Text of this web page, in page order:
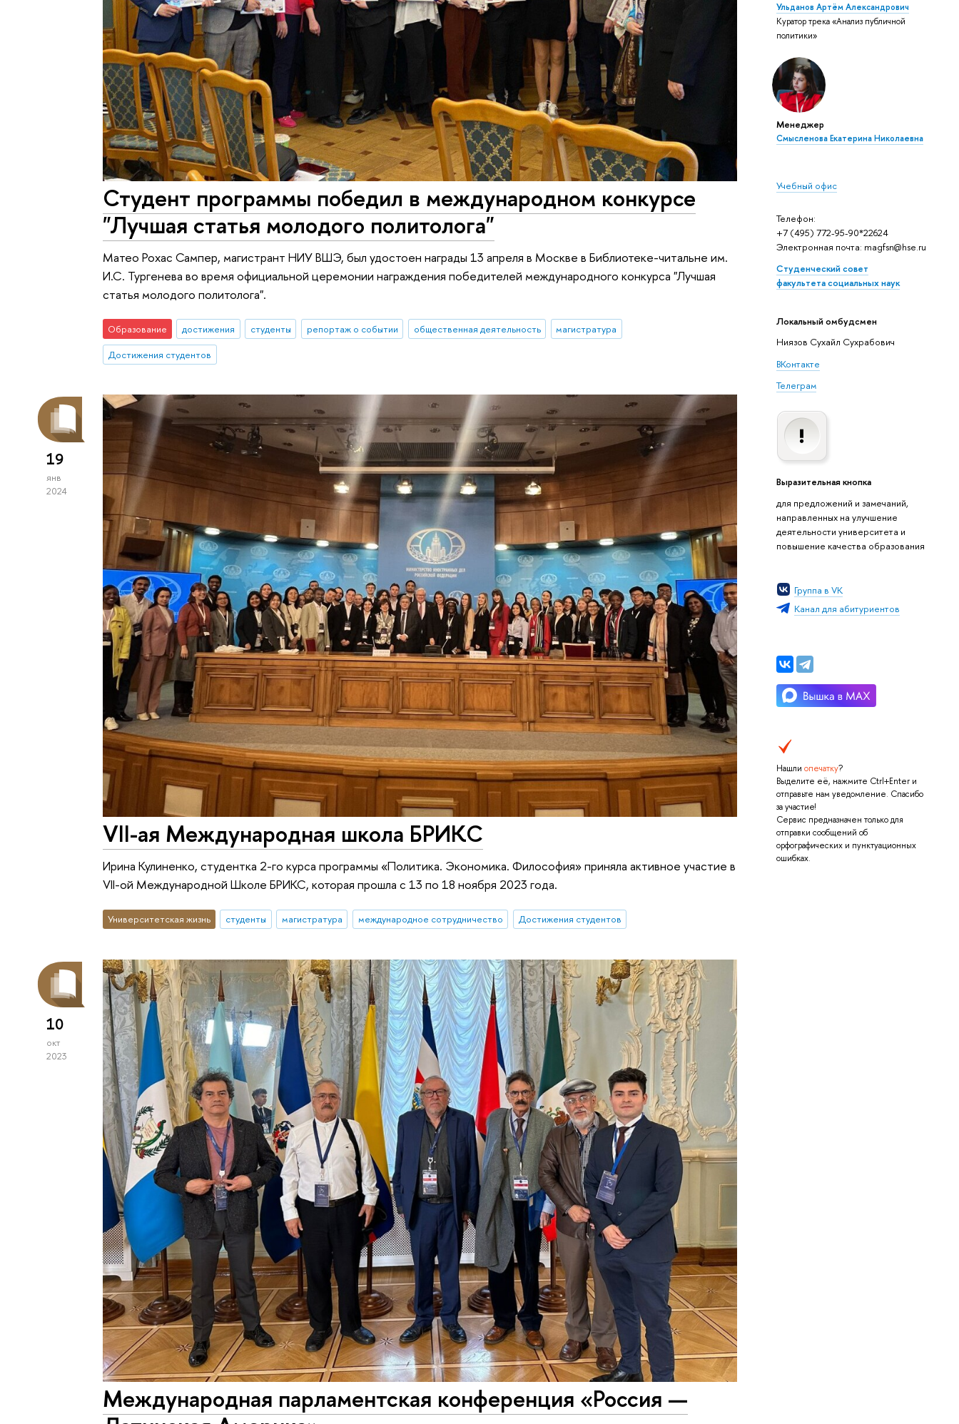
Ульданов Артём Александрович
Куратор трека «Анализ публичной
политики»
Менеджер
Смысленова Екатерина Николаевна
Учебный офис
Телефон:
+7 (495) 772-95-90*22624
Электронная почта: magfsn@hse.ru
Студенческий совет
факультета социальных наук
Локальный омбудсмен
Ниязов Сухайл Сухрабович
ВКонтакте
Телеграм
Выразительная кнопка
для предложений и замечаний,
направленных на улучшение
деятельности университета и
повышение качества образования
Группа в VK
Канал для абитуриентов
Нашли опечатку?
Выделите её, нажмите Ctrl+Enter и
отправьте нам уведомление. Спасибо
за участие!
Сервис предназначен только для
отправки сообщений об
орфографических и пунктуационных
ошибках.
Студент программы победил в международном конкурсе
"Лучшая статья молодого политолога"
Матео Рохас Сампер, магистрант НИУ ВШЭ, был удостоен награды 13 апреля в Москве в Библиотеке-читальне им.
И.С. Тургенева во время официальной церемонии награждения победителей международного конкурса "Лучшая
статья молодого политолога".
Образование достижения студенты репортаж о событии общественная деятельность
магистратура
Достижения студентов
19
янв
2024
VII-ая Международная школа БРИКС
Ирина Кулиненко, студентка 2-го курса программы «Политика. Экономика. Философия» приняла активное участие в
VII-ой Международной Школе БРИКС, которая прошла с 13 по 18 ноября 2023 года.
Университетская жизнь студенты магистратура международное сотрудничество Достижения студентов
10
окт
2023
Международная парламентская конференция «Россия —